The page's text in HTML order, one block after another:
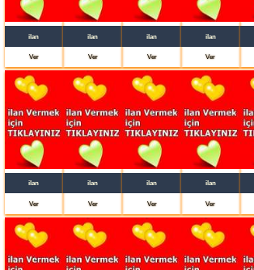
ilan
Ver
ilan
Ver
ilan
Ver
ilan
Ver
ilan
Ver
ilan
Ver
ilan
Ver
ilan
Ver